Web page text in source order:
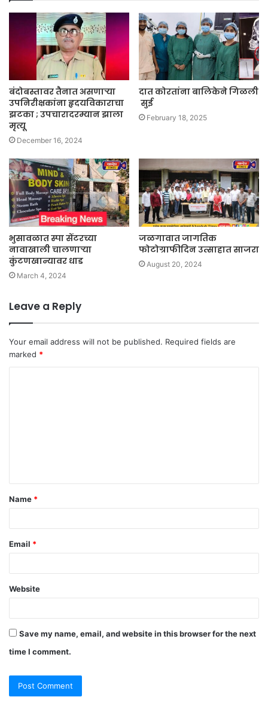
बंदोबस्तावर तैनात असणाऱ्या
उपनिरीक्षकांना हृदयविकाराचा
झटका ; उपचारादरम्यान झाला
मृत्यू
December 16, 2024
दात कोरतांना बालिकेने गिळली
सुई
February 18, 2025
भुसावळात स्पा सेंटरच्या
नावाखाली चालणाऱ्या
कुंटणखान्यावर धाड
March 4, 2024
जळगावात जागतिक
फोटोग्राफीदिन उत्साहात साजरा
August 20, 2024
Leave a Reply
Your email address will not be published. Required fields are
marked *
t
*
Name *
Email *
Website
Save my name, email, and website in this browser for the next
time I comment.